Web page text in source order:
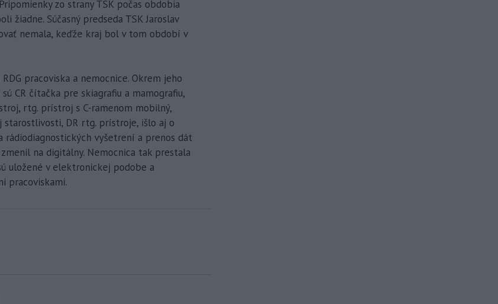
zo strany TSK počas obdobia
žiadne. Súčasný predseda TSK Jaroslav
nemala, keďže kraj bol v tom období v
pracoviska a nemocnice. Okrem jeho
CR čítačka pre skiagrafiu a mamografiu,
rtg. prístroj s C-ramenom mobilný,
DR rtg. prístroje, išlo aj o
rádiodiagnostických vyšetrení a prenos dát
na digitálny. Nemocnica tak prestala
uložené v elektronickej podobe a
pracoviskami.